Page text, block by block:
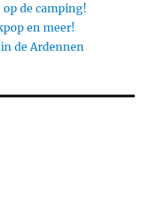
de camping!
en meer!
de Ardennen